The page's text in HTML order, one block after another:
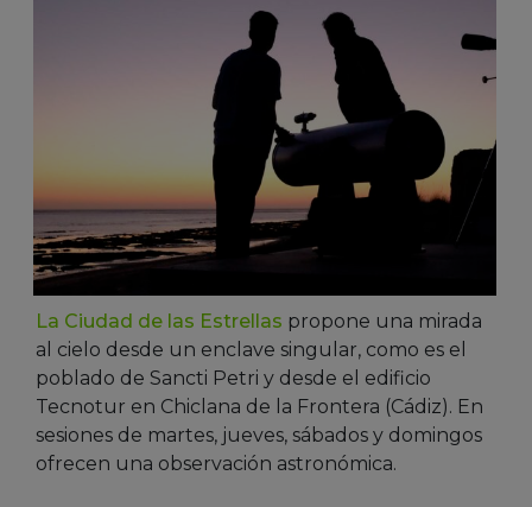
La Ciudad de las Estrellas propone una mirada
al cielo desde un enclave singular, como es el
poblado de Sancti Petri y desde el edificio
Tecnotur en Chiclana de la Frontera (Cádiz). En
sesiones de martes, jueves, sábados y domingos
ofrecen una observación astronómica.